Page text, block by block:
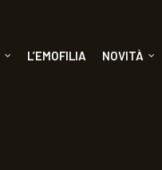
L’EMOFILIA NOVITÀ